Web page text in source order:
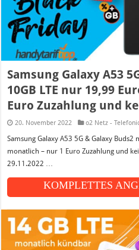
Samsung Galaxy A53
10GB LTE nur 19,99
Euro Zuzahlung und
20. November 2022 o2 Netz -
Samsung Galaxy A53 5G & Galaxy Buds2
monatlich – nur 1 Euro Zuzahlung und
29.11.2022 …
KOMPLETTES